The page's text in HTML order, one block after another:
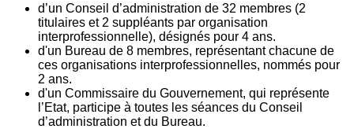
d’un Conseil d’administration de 32 membres (2
titulaires et 2 suppléants par organisation
interprofessionnelle), désignés pour 4 ans.
d'un Bureau de 8 membres, représentant chacune de
ces organisations interprofessionnelles, nommés pour
2 ans.
d'un Commissaire du Gouvernement, qui représente
l’Etat, participe à toutes les séances du Conseil
d’administration et du Bureau.